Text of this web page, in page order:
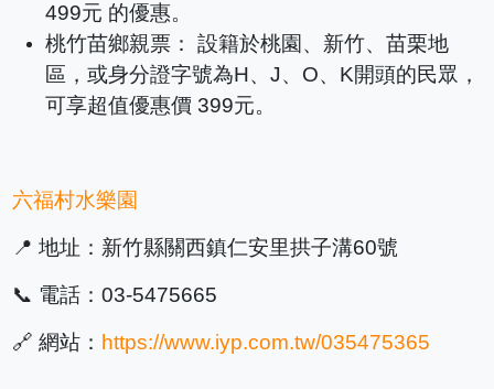
499元 的優惠。
桃竹苗鄉親票： 設籍於桃園、新竹、苗栗地
區，或身分證字號為H、J、O、K開頭的民眾，
可享超值優惠價 399元。
六福村水樂園
📍 地址：新竹縣關西鎮仁安里拱子溝60號
📞 電話：03-5475665
🔗 網站： https://www.iyp.com.tw/035475365